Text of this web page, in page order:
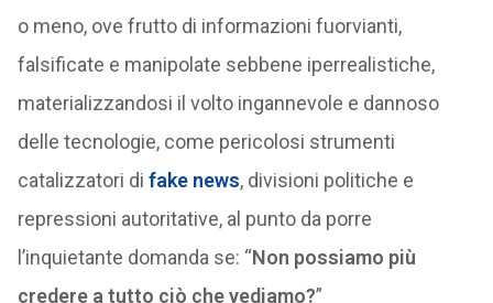
o meno, ove frutto di informazioni fuorvianti,
falsificate e manipolate sebbene iperrealistiche,
materializzandosi il volto ingannevole e dannoso
delle tecnologie, come pericolosi strumenti
catalizzatori di fake news, divisioni politiche e
repressioni autoritative, al punto da porre
l’inquietante domanda se: “Non possiamo più
credere a tutto ciò che vediamo?”